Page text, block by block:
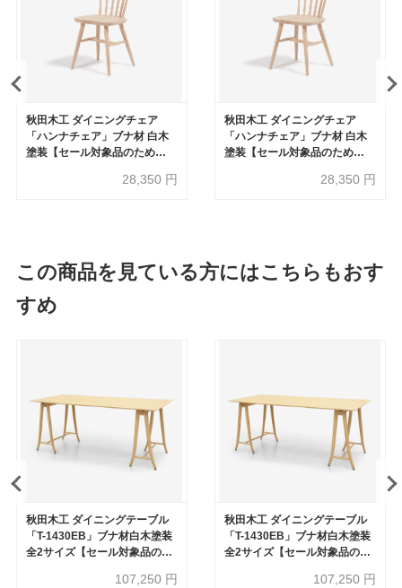
秋田木工 ダイニングチェア
「ハンナチェア」ブナ材 白木
塗装【セール対象品のため
28,350 円
秋田木工 ダイニングチェア
「ハンナチェア」ブナ材 白木
塗装【セール対象品のため
28,350 円
この商品を見ている方にはこちらもおす
すめ
秋田木工 ダイニングテーブル
「T-1430EB」ブナ材白木塗装
全2サイズ【セール対象品のた
107,250 円
秋田木工 ダイニングテーブル
「T-1430EB」ブナ材白木塗装
全2サイズ【セール対象品のた
107,250 円